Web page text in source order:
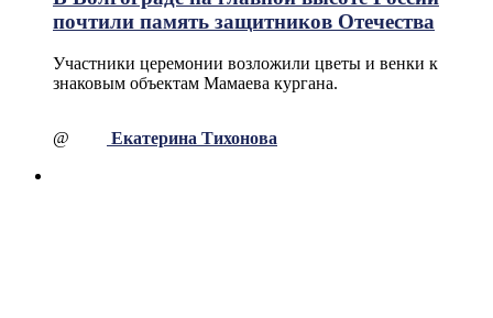
почтили память защитников Отечества
Участники церемонии возложили цветы и венки к
знаковым объектам Мамаева кургана.
@ Екатерина Тихонова